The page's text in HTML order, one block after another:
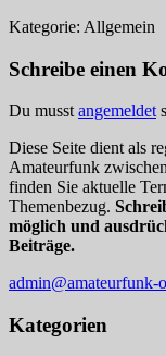
Kategorie: Allgemein
Schreibe einen
Du musst angemeldet
Diese Seite dient als
Amateurfunk
finden Sie aktuelle
Themenbezug.
möglich und
Beiträge.
admin@amateurfunk-
Kategorien